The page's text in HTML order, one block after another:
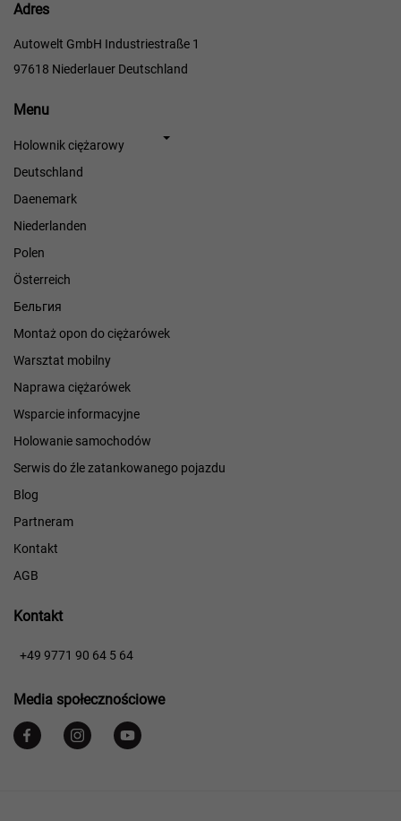
Adres
Autowelt GmbH Industriestraße 1
97618 Niederlauer Deutschland
Menu
Menu
Holownik ciężarowy
Deutschland
Daenemark
Niederlanden
Polen
Österreich
Бельгия
Montaż opon do ciężarówek
Warsztat mobilny
Naprawa ciężarówek
Wsparcie informacyjne
Holowanie samochodów
Serwis do źle zatankowanego pojazdu
Blog
Partneram
Kontakt
AGB
Kontakt
+49 9771 90 64 5 64
Media społecznościowe